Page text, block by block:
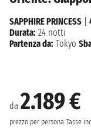
da 2.189 €
prezzo per persona Tasse
SAPPHIRE PRINCESS
Durata: 24 notti
Partenza da: Tokyo